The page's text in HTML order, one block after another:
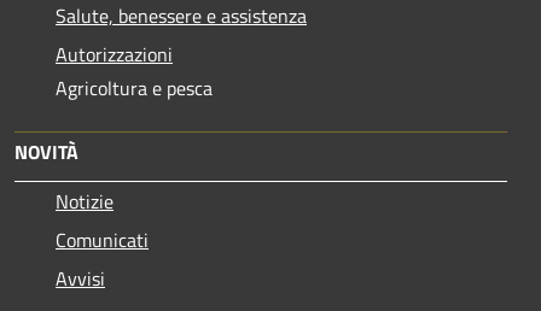
Salute, benessere e assistenza
Autorizzazioni
Agricoltura e pesca
NOVITÀ
Notizie
Comunicati
Avvisi